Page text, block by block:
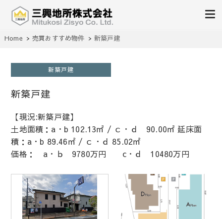
三興地所株式会社
不動産の売買、賃貸、仲介、管理
Home 売買おすすめ物件 新築戸建
新築戸建
新築戸建
【現況:新築戸建】
土地面積：a・b 102.13㎡ / ｃ・ｄ 90.00㎡ 延床面
積：a・b 89.46㎡ / ｃ・ｄ 85.02㎡
価格： a・ｂ 9780万円 c・ｄ 10480万円